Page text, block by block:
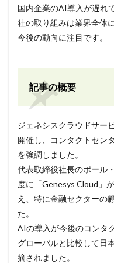
国内企業のAI導入が遅れ
社の取り組みは業界全体
今後の動向に注目です。
記事の概要
ジェネシスクラウドサー
開催し、コンタクトセン
を強調しました。
代表取締役社長のポール
度に「Genesys Cloud」
え、特に金融セクターの
た。
AIの導入が今後のコンタ
グローバルと比較して日
摘されました。